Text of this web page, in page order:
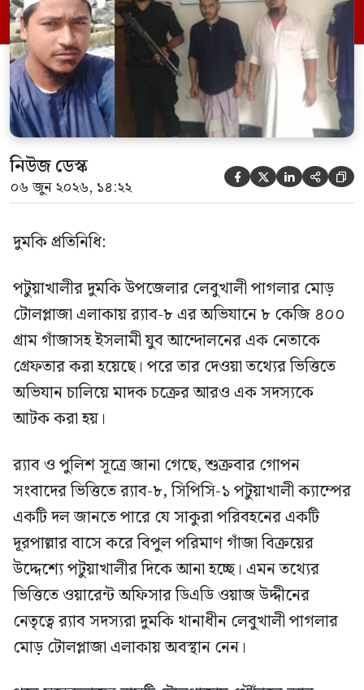
সূত্রে জানা গেছে, শুক্রবার গোপন সংবাদের
ভিত্তিতে র‍্যাব-৮, সিপিসি-১ পটুয়াখালী ক্যাম্পের
[…]
নিউজ ডেস্ক
০৬ জুন ২০২৬, ১৪:২২     
দুমকি প্রতিনিধি:
পটুয়াখালীর দুমকি উপজেলার লেবুখালী পাগলার মোড়
টোলপ্লাজা এলাকায় র‍্যাব-৮ এর অভিযানে ৮ কেজি ৪০০
গ্রাম গাঁজাসহ ইসলামী যুব আন্দোলনের এক নেতাকে
গ্রেফতার করা হয়েছে। পরে তার দেওয়া তথ্যের ভিত্তিতে
অভিযান চালিয়ে মাদক চক্রের আরও এক সদস্যকে
আটক করা হয়।
র‍্যাব ও পুলিশ সূত্রে জানা গেছে, শুক্রবার গোপন
সংবাদের ভিত্তিতে র‍্যাব-৮, সিপিসি-১ পটুয়াখালী ক্যাম্পের
একটি দল জানতে পারে যে সাকুরা পরিবহনের একটি
দূরপাল্লার বাসে করে বিপুল পরিমাণ গাঁজা বিক্রয়ের
উদ্দেশ্যে পটুয়াখালীর দিকে আনা হচ্ছে। এমন তথ্যের
ভিত্তিতে ওয়ারেন্ট অফিসার ডিএডি ওয়াজ উদ্দীনের
নেতৃত্বে র‍্যাব সদস্যরা দুমকি থানাধীন লেবুখালী পাগলার
মোড় টোলপ্লাজা এলাকায় অবস্থান নেন।